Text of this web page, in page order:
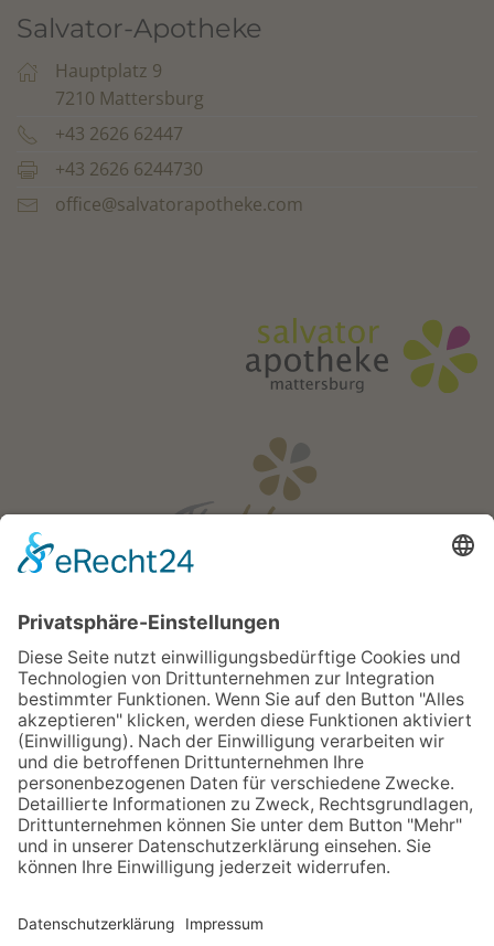
Salvator-Apotheke
Hauptplatz 9
7210 Mattersburg
+43 2626 62447
+43 2626 6244730
office@salvatorapotheke.com
Öffnungszeiten
Mo - Fr:
08:00 - 18:00 Uhr
Sa:
08:00 - 12:00 Uhr
Apotheken Notdienst:
Bereitschaftsdienste